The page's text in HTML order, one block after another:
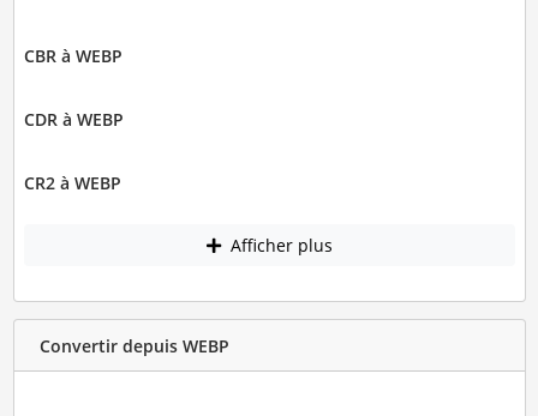
CBR à WEBP
CDR à WEBP
CR2 à WEBP
Afficher plus
Convertir depuis WEBP